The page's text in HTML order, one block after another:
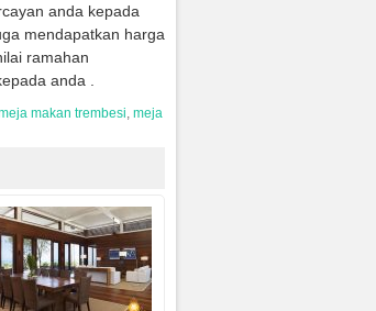
anda kepada
mendapatkan harga
ramahan
anda .
makan trembesi, meja